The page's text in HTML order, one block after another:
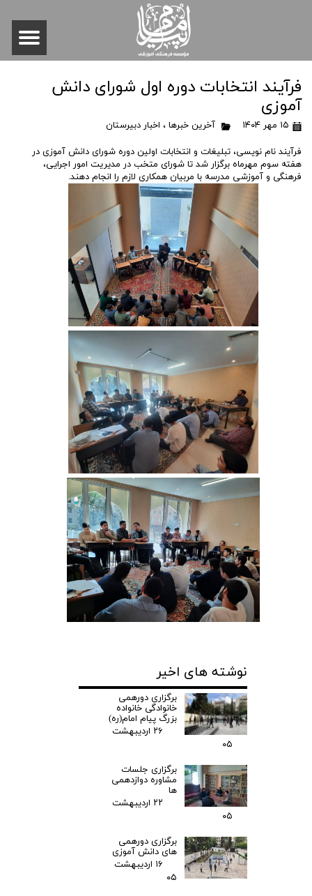
فرآیند انتخابات دوره اول شورای دانش
آموزی
۱۵ مهر ۱۴۰۴ آخرین خبرها ، اخبار دبیرستان
فرآیند نام نویسی، تبلیغات و انتخابات اولین دوره شورای دانش آموزی در
هفته سوم مهرماه برگزار شد تا شورای متخب در مدیریت امور اجرایی،
فرهنگی و آموزشی مدرسه با مربیان همکاری لازم را انجام دهند.
نوشته های اخیر
برگزاری دورهمی
خانوادگی خانواده
بزرگ پیام امام(ره)
۲۶ اردیبهشت
۰۵
برگزاری جلسات
مشاوره دوازدهمی
ها
۲۲ اردیبهشت
۰۵
برگزاری دورهمی
های دانش آموزی
۱۶ اردیبهشت
۰۵